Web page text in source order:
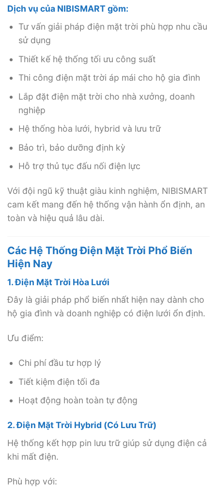
Dịch vụ của NIBISMART gồm:
Tư vấn giải pháp điện mặt trời phù hợp nhu cầu
sử dụng
Thiết kế hệ thống tối ưu công suất
Thi công điện mặt trời áp mái cho hộ gia đình
Lắp đặt điện mặt trời cho nhà xưởng, doanh
nghiệp
Hệ thống hòa lưới, hybrid và lưu trữ
Bảo trì, bảo dưỡng định kỳ
Hỗ trợ thủ tục đấu nối điện lực
Với đội ngũ kỹ thuật giàu kinh nghiệm, NIBISMART
cam kết mang đến hệ thống vận hành ổn định, an
toàn và hiệu quả lâu dài.
Các Hệ Thống Điện Mặt Trời Phổ Biến
Hiện Nay
1. Điện Mặt Trời Hòa Lưới
Đây là giải pháp phổ biến nhất hiện nay dành cho
hộ gia đình và doanh nghiệp có điện lưới ổn định.
Ưu điểm:
Chi phí đầu tư hợp lý
Tiết kiệm điện tối đa
Hoạt động hoàn toàn tự động
2. Điện Mặt Trời Hybrid (Có Lưu Trữ)
Hệ thống kết hợp pin lưu trữ giúp sử dụng điện cả
khi mất điện.
Phù hợp với: